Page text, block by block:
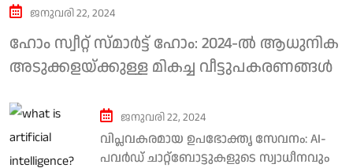
ജനുവരി 22, 2024
ഹോം സ്വീറ്റ് സ്‌മാർട്ട് ഹോം: 2024-ൽ ആധുനിക
അടുക്കളയ്‌ക്കുള്ള മികച്ച വീട്ടുപകരണങ്ങൾ
ജനുവരി 22, 2024
വിപ്ലവകരമായ ഉപഭോക്തൃ സേവനം: AI-
പവർഡ് ചാറ്റ്ബോട്ടുകളുടെ സ്വാധീനവും